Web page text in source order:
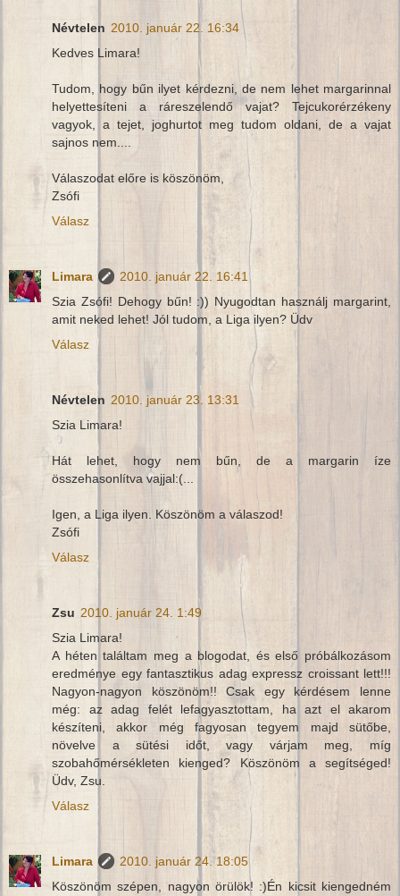
Névtelen 2010. január 22. 16:34
Kedves Limara!
Tudom, hogy bűn ilyet kérdezni, de nem lehet margarinnal
helyettesíteni a ráreszelendő vajat? Tejcukorérzékeny
vagyok, a tejet, joghurtot meg tudom oldani, de a vajat
sajnos nem....
Válaszodat előre is köszönöm,
Zsófi
Válasz
Limara
2010. január 22. 16:41
Szia Zsófi! Dehogy bűn! :)) Nyugodtan használj margarint,
amit neked lehet! Jól tudom, a Liga ilyen? Üdv
Válasz
Névtelen 2010. január 23. 13:31
Szia Limara!
Hát lehet, hogy nem bűn, de a margarin íze
összehasonlítva vajjal:(...
Igen, a Liga ilyen. Köszönöm a válaszod!
Zsófi
Válasz
Zsu 2010. január 24. 1:49
Szia Limara!
A héten találtam meg a blogodat, és első próbálkozásom
eredménye egy fantasztikus adag expressz croissant lett!!!
Nagyon-nagyon köszönöm!! Csak egy kérdésem lenne
még: az adag felét lefagyasztottam, ha azt el akarom
készíteni, akkor még fagyosan tegyem majd sütőbe,
növelve a sütési időt, vagy várjam meg, míg
szobahőmérsékleten kienged? Köszönöm a segítséged!
Üdv, Zsu.
Válasz
Limara
2010. január 24. 18:05
Köszönöm szépen, nagyon örülök! :)Én kicsit kiengedném